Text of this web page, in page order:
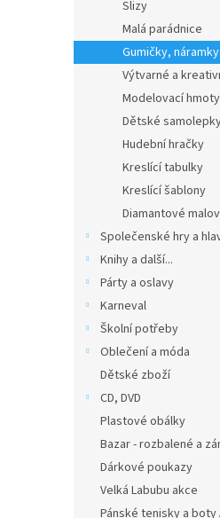
Slizy
Malá parádnice
Gumičky, náramky
Výtvarné a
Modelovací hmoty
Dětské
Hudební hračky
Kreslící tabulky
Kreslící šablony
Diamantové
Společenské hry a
Knihy a další...
Párty a oslavy
Karneval
Školní potřeby
Oblečení a móda
Dětské zboží
CD, DVD
Plastové obálky
Bazar - rozbalené a
Dárkové poukazy
Velká Labubu akce
Pánské tenisky a boty